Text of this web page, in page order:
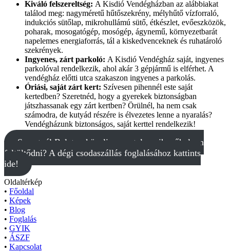
Kiváló felszereltség: A Kisdió Vendégházban az alábbiakat
találod meg: nagyméretű hűtőszekrény, mélyhűtő vízforraló,
indukciós sütőlap, mikrohullámú sütő, étkészlet, evőeszközök,
poharak, mosogatógép, mosógép, ágynemű, környezetbarát
napelemes energiaforrás, tál a kiskedvenceknek és ruhatároló
szekrények.
Ingyenes, zárt parkoló: A Kisdió Vendégház saját, ingyenes
parkolóval rendelkezik, ahol akár 3 gépjármű is elférhet. A
vendégház előtti utca szakaszon ingyenes a parkolás.
Óriási, saját zárt kert: Szívesen pihennél este saját
kertedben? Szeretnéd, hogy a gyerekek biztonságban
játszhassanak egy zárt kertben? Örülnél, ha nem csak
számodra, de kutyád részére is élvezetes lenne a nyaralás?
Vendégházunk biztonságos, saját kerttel rendelkezik!
Szeretnél Balaton közeli, zavartalan pihenőhelyen
feltöltődni? A dégi csodaszállás foglalásához kattints
ide!
Oldaltérkép
• Főoldal
• Képek
• Blog
• Foglalás
• GYIK
• ÁSZF
• Kapcsolat